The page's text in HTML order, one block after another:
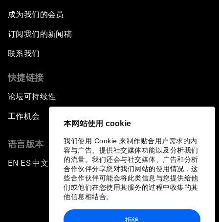
本网站使用 cookie
我们使用 Cookie 来制作贴合用户需求的内
容与广告、提供社交媒体功能以及分析我们
的流量。我们还会与社交媒体、广告和分析
合作伙伴分享您对我们网站的使用情况，这
些合作伙伴可能会将此类信息与您提供给他
们或他们在您使用其服务的过程中收集的其
他信息相结合。
拒绝
成为我们的会员
订阅我们的新闻稿
联系我们
快捷链接
论坛可持续性
工作机会
语言版本
EN ▪ES▪中文▪ 日本語